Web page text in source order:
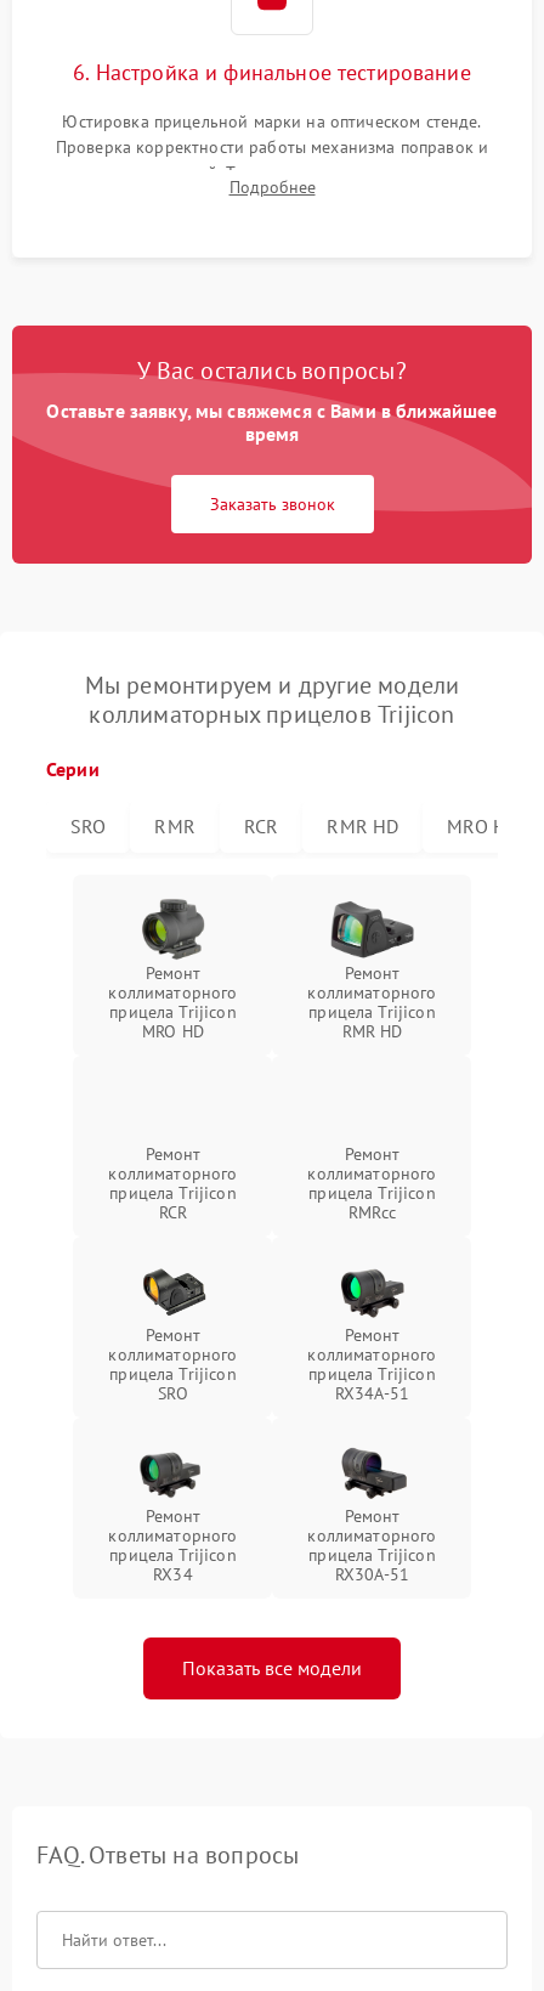
6. Настройка и финальное тестирование
Юстировка прицельной марки на оптическом стенде.
Проверка корректности работы механизма поправок и
отсутствия искажений. Тестирование прицела на ударном
стенде для подтверждения устойчивости к отдаче оружия и
Подробнее
У Вас остались вопросы?
Оставьте заявку, мы свяжемся с Вами в ближайшее
время
Заказать звонок
Мы ремонтируем и другие модели
коллиматорных прицелов Trijicon
Серии
SRO RMR RCR RMR HD MRO HD
Ремонт
коллиматорного
прицела Trijicon
MRO HD
Ремонт
коллиматорного
прицела Trijicon
RMR HD
Ремонт
коллиматорного
прицела Trijicon
RCR
Ремонт
коллиматорного
прицела Trijicon
RMRcc
Ремонт
коллиматорного
прицела Trijicon
SRO
Ремонт
коллиматорного
прицела Trijicon
RX34A-51
Ремонт
коллиматорного
прицела Trijicon
RX34
Ремонт
коллиматорного
прицела Trijicon
RX30A-51
Показать все модели
FAQ. Ответы на вопросы